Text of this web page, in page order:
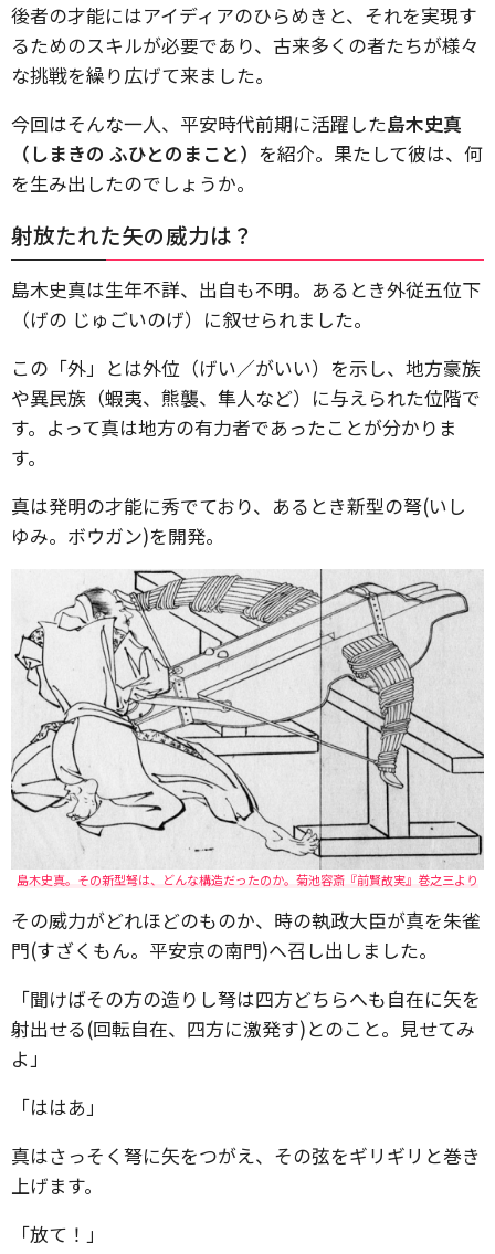
後者の才能にはアイディアのひらめきと、それを実現す
るためのスキルが必要であり、古来多くの者たちが様々
な挑戦を繰り広げて来ました。
今回はそんな一人、平安時代前期に活躍した島木史真
（しまきの ふひとのまこと） を紹介。果たして彼は、何
を生み出したのでしょうか。
射放たれた矢の威力は？
島木史真は生年不詳、出自も不明。あるとき外従五位下
（げの じゅごいのげ）に叙せられました。
この「外」とは外位（げい／がいい）を示し、地方豪族
や異民族（蝦夷、熊襲、隼人など）に与えられた位階で
す。よって真は地方の有力者であったことが分かりま
す。
真は発明の才能に秀でており、あるとき新型の弩(いし
ゆみ。ボウガン)を開発。
島木史真。その新型弩は、どんな構造だったのか。菊池容斎『前賢故実』巻之三より
その威力がどれほどのものか、時の執政大臣が真を朱雀
門(すざくもん。平安京の南門)へ召し出しました。
「聞けばその方の造りし弩は四方どちらへも自在に矢を
射出せる(回転自在、四方に激発す)とのこと。見せてみ
よ」
「ははあ」
真はさっそく弩に矢をつがえ、その弦をギリギリと巻き
上げます。
「放て！」